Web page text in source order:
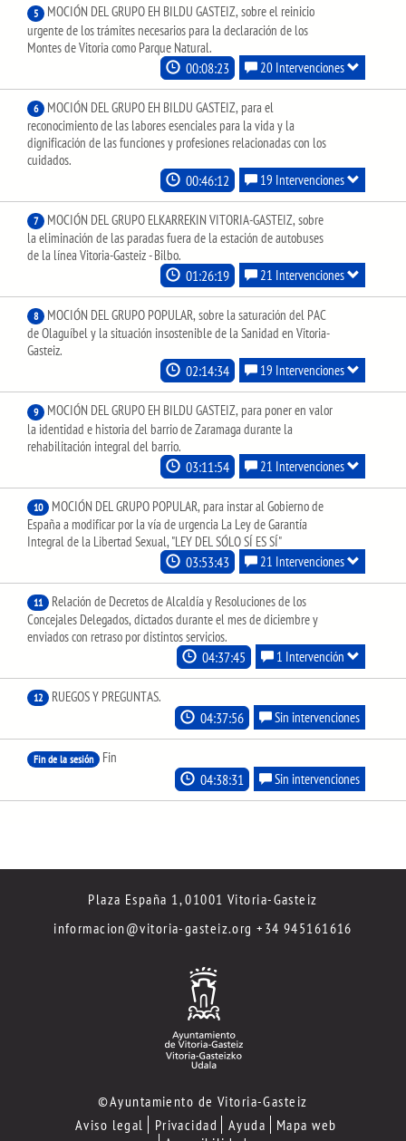
5
MOCIÓN DEL GRUPO EH BILDU GASTEIZ, sobre el reinicio
urgente de los trámites necesarios para la declaración de los
Montes de Vitoria como Parque Natural.
00:08:23 20 Intervenciones
6
MOCIÓN DEL GRUPO EH BILDU GASTEIZ, para el
reconocimiento de las labores esenciales para la vida y la
dignificación de las funciones y profesiones relacionadas con los
cuidados.
00:46:12 19 Intervenciones
7
MOCIÓN DEL GRUPO ELKARREKIN VITORIA-GASTEIZ, sobre
la eliminación de las paradas fuera de la estación de autobuses
de la línea Vitoria-Gasteiz - Bilbo.
01:26:19 21 Intervenciones
8
MOCIÓN DEL GRUPO POPULAR, sobre la saturación del PAC
de Olaguíbel y la situación insostenible de la Sanidad en Vitoria-
Gasteiz.
02:14:34 19 Intervenciones
9
MOCIÓN DEL GRUPO EH BILDU GASTEIZ, para poner en valor
la identidad e historia del barrio de Zaramaga durante la
rehabilitación integral del barrio.
03:11:54 21 Intervenciones
10
MOCIÓN DEL GRUPO POPULAR, para instar al Gobierno de
España a modificar por la vía de urgencia La Ley de Garantía
Integral de la Libertad Sexual, "LEY DEL SÓLO SÍ ES SÍ"
03:53:43 21 Intervenciones
11
Relación de Decretos de Alcaldía y Resoluciones de los
Concejales Delegados, dictados durante el mes de diciembre y
enviados con retraso por distintos servicios.
04:37:45 1 Intervención
12 RUEGOS Y PREGUNTAS.
04:37:56 Sin intervenciones
Fin de la sesión Fin
04:38:31 Sin intervenciones
Plaza España 1, 01001 Vitoria-Gasteiz
informacion@vitoria-gasteiz.org +34 945161616
©Ayuntamiento de Vitoria-Gasteiz
Aviso legal
Privacidad Ayuda
Mapa web